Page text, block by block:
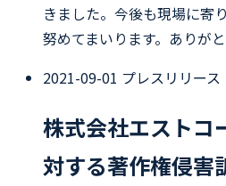
きました。今後も現場に寄
努めてまいります。ありがと
2021-09-01 プレスリリース
株式会社エストコ
対する著作権侵害